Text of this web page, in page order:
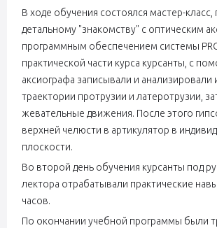
В ходе обучения состоялся мастер-
детальному "знакомству" с оптическим
программным обеспечением системы
практической части курса курсанты, с
аксиографа записывали и анализировали
траектории протрузии и латеротрузии,
жевательные движения. После этого
верхней челюсти в артикулятор в
плоскости.
Во второй день обучения курсанты под
лектора отрабатывали практические
часов.
По окончании учебной программы были